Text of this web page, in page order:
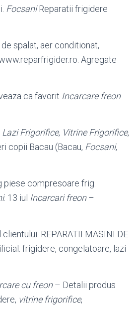
FocsaniReparatii frigidere
de spalat, aer conditionat,
Agregate
ca favorit Incarcare freon
Lazi Frigorifice, Vitrine Frigorifice,
copii Bacau (Bacau, Focsani,
compresoare frig.
. 13 iul Incarcari freon–
REPARATII MASINI DE
frigidere, congelatoare, lazi
cu freon– Detalii produs
vitrine frigorifice,